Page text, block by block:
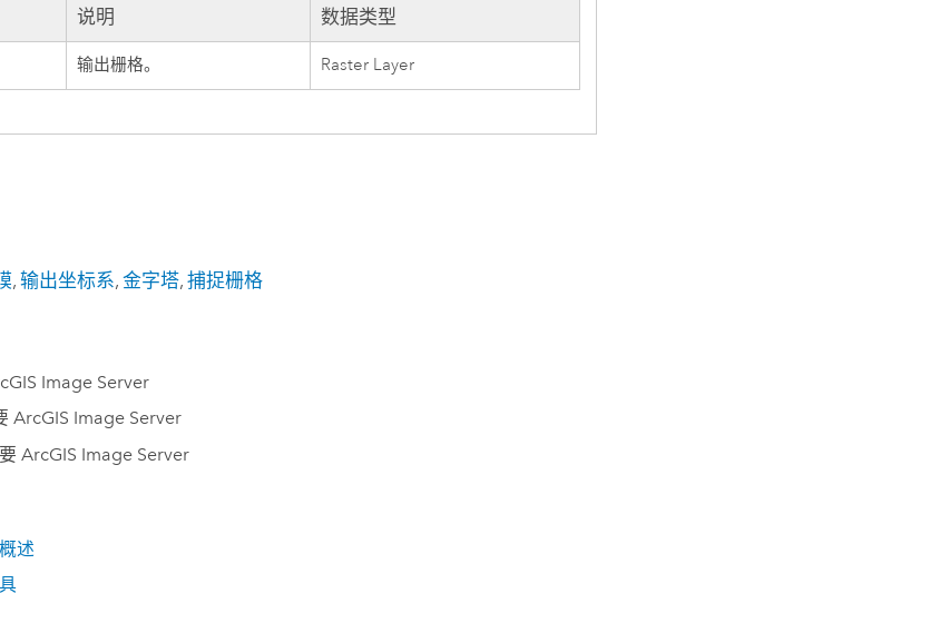
说明 数据类型
输出栅格。 Raster Layer
,输出坐标系,金字塔,捕捉栅格
Image Server
ArcGIS Image Server
ArcGIS Image Server
述